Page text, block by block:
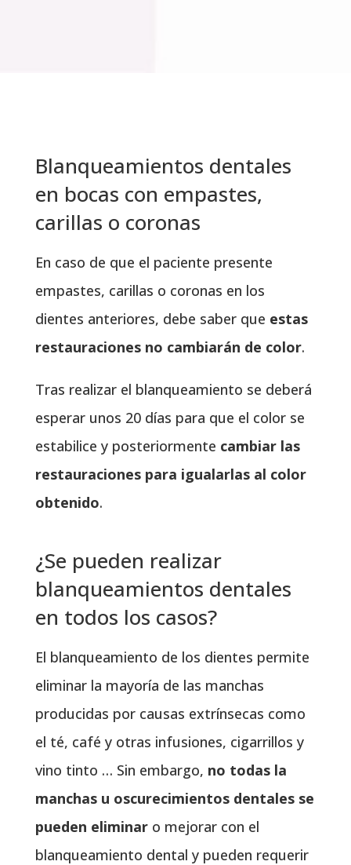
Blanqueamientos dentales
en bocas con empastes,
carillas o coronas
En caso de que el paciente presente
empastes, carillas o coronas en los
dientes anteriores, debe saber que estas
restauraciones no cambiarán de color.
Tras realizar el blanqueamiento se deberá
esperar unos 20 días para que el color se
estabilice y posteriormente cambiar las
restauraciones para igualarlas al color
obtenido.
¿Se pueden realizar
blanqueamientos dentales
en todos los casos?
El blanqueamiento de los dientes permite
eliminar la mayoría de las manchas
producidas por causas extrínsecas como
el té, café y otras infusiones, cigarrillos y
vino tinto … Sin embargo, no todas la
manchas u oscurecimientos dentales se
pueden eliminaro mejorar con el
blanqueamiento dental y pueden requerir